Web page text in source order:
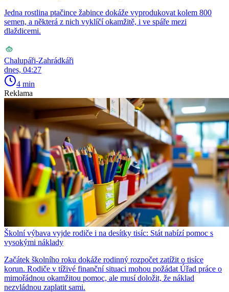
Jedna rostlina ptačince žabince dokáže vyprodukovat kolem 800
semen, a některá z nich vyklíčí okamžitě, i ve spáře mezi
dlaždicemi.
Chalupáři-Zahrádkáři
dnes, 04:27
4 min
Reklama
Školní výbava vyjde rodiče i na desítky tisíc: Stát nabízí pomoc s
vysokými náklady
Začátek školního roku dokáže rodinný rozpočet zatížit o tisíce
korun. Rodiče v tíživé finanční situaci mohou požádat Úřad práce o
mimořádnou okamžitou pomoc, ale musí doložit, že náklad
nezvládnou zaplatit sami.